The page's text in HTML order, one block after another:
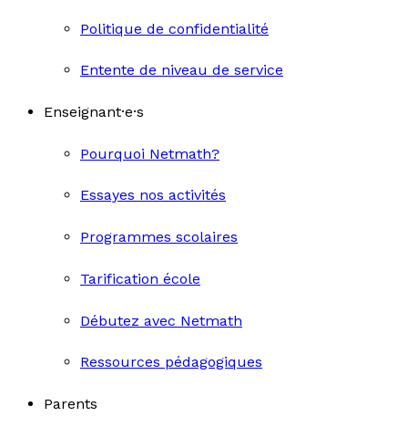
Politique de confidentialité
Entente de niveau de service
Enseignant·e·s
Pourquoi Netmath?
Essayes nos activités
Programmes scolaires
Tarification école
Débutez avec Netmath
Ressources pédagogiques
Parents